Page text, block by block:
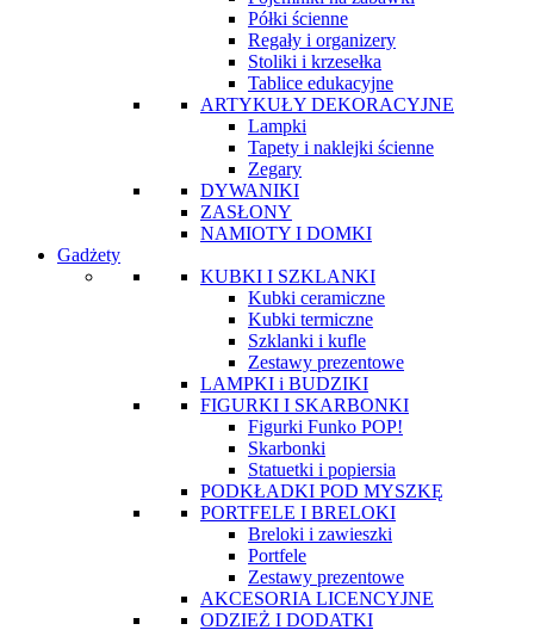
Półki ścienne
Regały i organizery
Stoliki i krzesełka
Tablice edukacyjne
ARTYKUŁY DEKORACYJNE
Lampki
Tapety i naklejki ścienne
Zegary
DYWANIKI
ZASŁONY
NAMIOTY I DOMKI
Gadżety
KUBKI I SZKLANKI
Kubki ceramiczne
Kubki termiczne
Szklanki i kufle
Zestawy prezentowe
LAMPKI i BUDZIKI
FIGURKI I SKARBONKI
Figurki Funko POP!
Skarbonki
Statuetki i popiersia
PODKŁADKI POD MYSZKĘ
PORTFELE I BRELOKI
Breloki i zawieszki
Portfele
Zestawy prezentowe
AKCESORIA LICENCYJNE
ODZIEŻ I DODATKI